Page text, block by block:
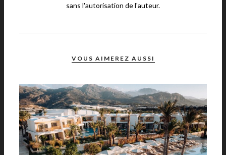
sans l'autorisation de l'auteur.
VOUS AIMEREZ AUSSI